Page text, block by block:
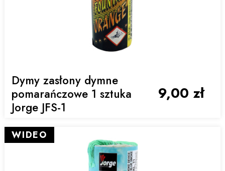
Dymy zasłony dymne
pomarańczowe 1 sztuka
Jorge JFS-1
9,00 zł
WIDEO